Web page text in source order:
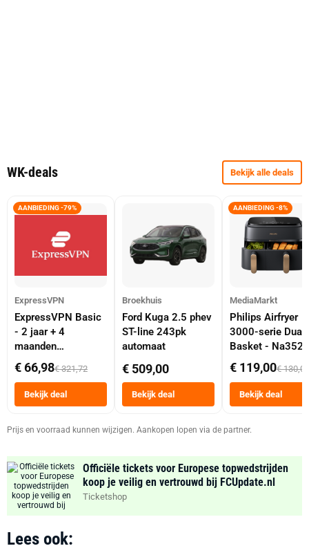
WK-deals Bekijk alle deals
AANBIEDING -79%
ExpressVPN
ExpressVPN Basic
- 2 jaar + 4
maanden
abonnement
€ 66,98€ 321,72
Bekijk deal
Broekhuis
Ford Kuga 2.5 phev
ST-line 243pk
automaat
€ 509,00
Bekijk deal
AANBIEDING -8%
MediaMarkt
Philips Airfryer
3000-serie Dual
Basket -
Dubbele Mand 9
Tot 6 Personen
Heteluchtfriteuse
Zwart
€ 119,00€ 130,00
Bekijk deal
Prijs en voorraad kunnen wijzigen. Aankopen lopen via de partner.
Officiële tickets voor Europese topwedstrijden
koop je veilig en vertrouwd bij FCUpdate.nl
Ticketshop
Lees ook: